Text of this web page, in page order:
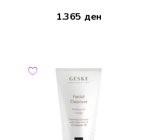
1.365 ден